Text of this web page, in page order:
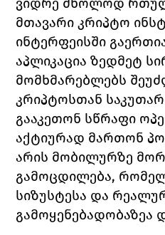
ვიდრე მხოლოდ
მთავარი კრიპტო
ინტერფეისში
აპლიკაცია ზედმეტ
მომხმარებლებს
კრიპტოსთან
გააკეთონ სწრაფი
აქტიურად მართონ
არის მობილურზე
გამოცდილება,
სიზუსტესა და
გამოყენებადობაზეა